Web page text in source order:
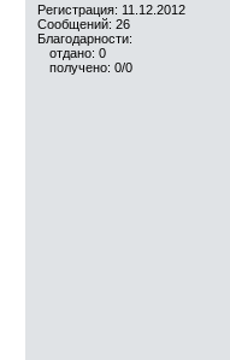
Регистрация: 11.12.2012
Сообщений: 26
Благодарности:
отдано: 0
получено: 0/0